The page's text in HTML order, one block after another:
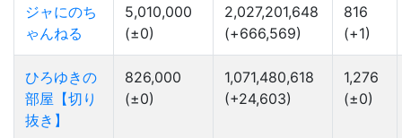
ジャにのち
ゃんねる
5,010,000
(±0)
2,027,201,648
(+666,569)
816
(+1)
ひろゆきの
部屋【切り
抜き】
826,000
(±0)
1,071,480,618
(+24,603)
1,276
(±0)